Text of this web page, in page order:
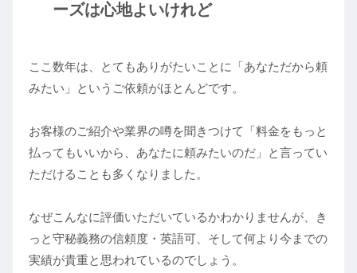
ーズは心地よいけれど
ここ数年は、とてもありがたいことに「あなただから頼
みたい」というご依頼がほとんどです。
お客様のご紹介や業界の噂を聞きつけて「料金をもっと
払ってもいいから、あなたに頼みたいのだ」と言ってい
ただけることも多くなりました。
なぜこんなに評価いただいているかわかりませんが、き
っと守秘義務の信頼度・英語可、そして何より今までの
実績が貴重と思われているのでしょう。